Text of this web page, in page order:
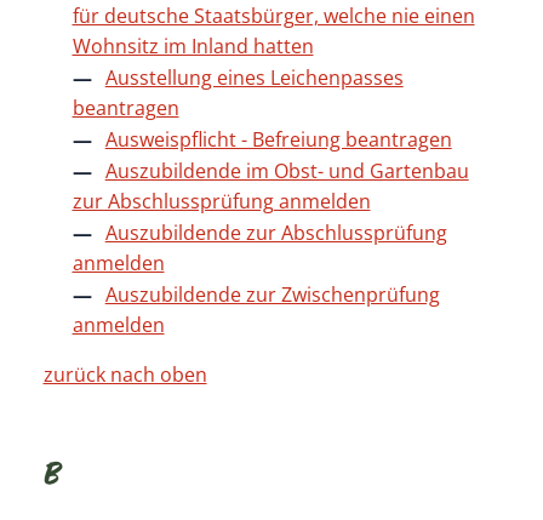
für deutsche Staatsbürger, welche nie einen
Wohnsitz im Inland hatten
Ausstellung eines Leichenpasses
beantragen
Ausweispflicht - Befreiung beantragen
Auszubildende im Obst- und Gartenbau
zur Abschlussprüfung anmelden
Auszubildende zur Abschlussprüfung
anmelden
Auszubildende zur Zwischenprüfung
anmelden
zurück nach oben
B